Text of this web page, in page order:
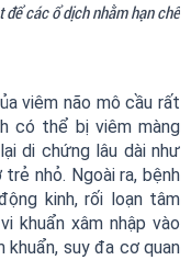
các ổ dịch nhằm hạn chế
viêm não mô cầu rất
có thể bị viêm màng
di chứng lâu dài như
nhỏ. Ngoài ra, bệnh
kinh, rối loạn tâm
khuẩn xâm nhập vào
khuẩn, suy đa cơ quan